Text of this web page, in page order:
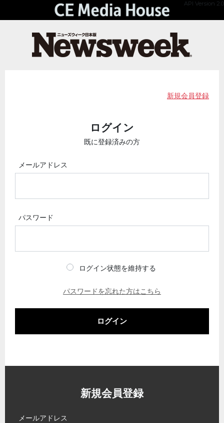
API Version 2.0
新規会員登録
ログイン
既に登録済みの方
メールアドレス
パスワード
ログイン状態を維持する
パスワードを忘れた方はこちら
ログイン
新規会員登録
メールアドレス